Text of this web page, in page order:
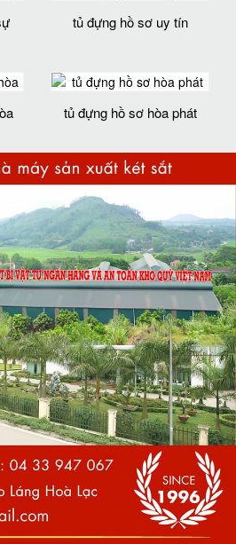
tủ đựng hồ sơ uy tín
tủ đựng hồ sơ hòa phát